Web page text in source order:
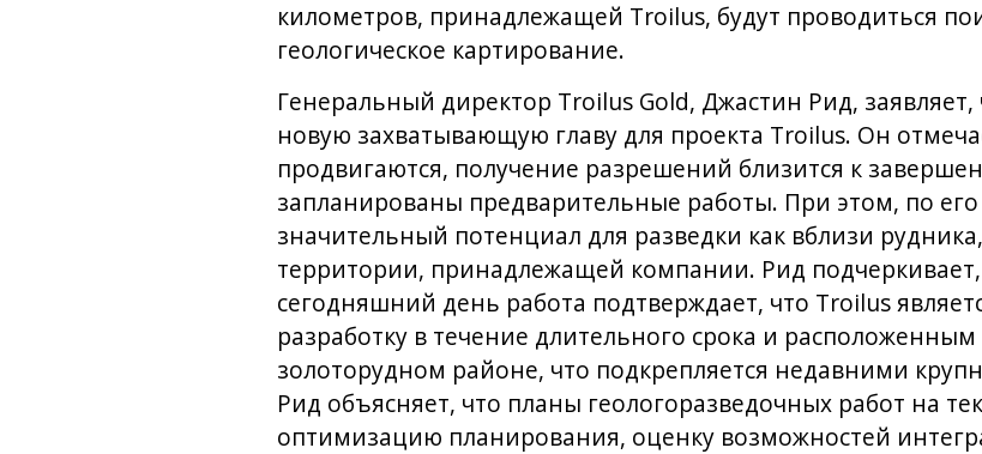
километров, принадлежащей Troilus, будут проводиться
геологическое картирование.
Генеральный директор Troilus Gold, Джастин Рид, заявляет,
новую захватывающую главу для проекта Troilus. Он
продвигаются, получение разрешений близится к
запланированы предварительные работы. При этом, по его
значительный потенциал для разведки как вблизи
территории, принадлежащей компании. Рид
сегодняшний день работа подтверждает, что Troilus
разработку в течение длительного срока и
золоторудном районе, что подкрепляется недавними
Рид объясняет, что планы геологоразведочных работ на
оптимизацию планирования, оценку возможностей